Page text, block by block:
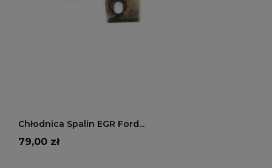
Chłodnica Spalin EGR Ford...
Cena
79,00 zł